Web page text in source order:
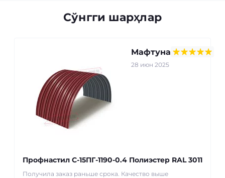
Сўнгги шарҳлар
Мафтуна
28 июн 2025
Профнастил С-15ПГ-1190-0.4 Полиэстер RAL 3011
Получила заказ раньше срока. Качество выше